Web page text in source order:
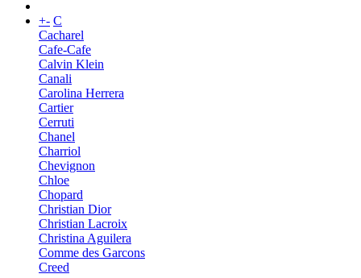
+- C
Cacharel
Cafe-Cafe
Calvin Klein
Canali
Carolina Herrera
Cartier
Cerruti
Chanel
Charriol
Chevignon
Chloe
Chopard
Christian Dior
Christian Lacroix
Christina Aguilera
Comme des Garcons
Creed